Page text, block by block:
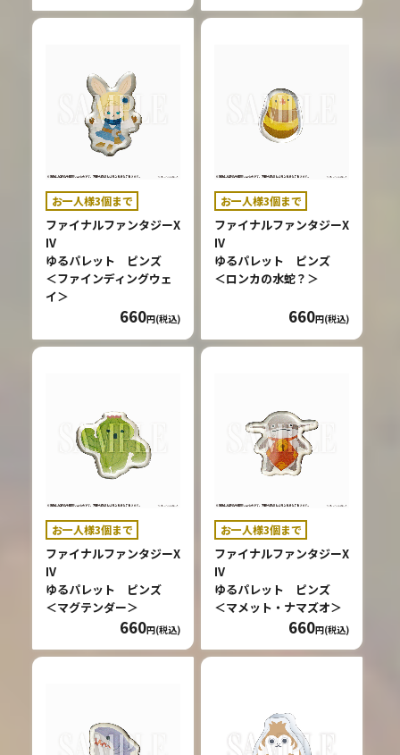
お一人様3個まで
ファイナルファンタジーX
IV
ゆるパレット ピンズ
＜ファインディングウェ
イ＞
660円(税込)
お一人様3個まで
ファイナルファンタジーX
IV
ゆるパレット ピンズ
＜ロンカの水蛇？＞
660円(税込)
お一人様3個まで
ファイナルファンタジーX
IV
ゆるパレット ピンズ
＜マグテンダー＞
660円(税込)
お一人様3個まで
ファイナルファンタジーX
IV
ゆるパレット ピンズ
＜マメット・ナマズオ＞
660円(税込)